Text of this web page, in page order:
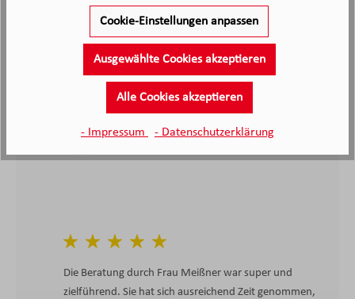
Stand: 07.08.26
/5.0
2.138
Kunden haben unseren Service
bewertet
4.4
Durchschnittliche Bewertung
Die Beratung durch Frau Meißner war super und
zielführend. Sie hat sich ausreichend Zeit genommen,
Cookie-Einstellungen anpassen
Ausgewählte Cookies akzeptieren
Alle Cookies akzeptieren
- Impressum - Datenschutzerklärung